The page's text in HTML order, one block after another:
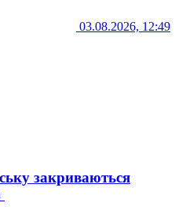
03.08.2026, 12:49
закриваються